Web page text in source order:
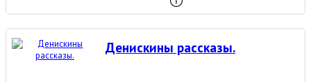
Денискины рассказы.